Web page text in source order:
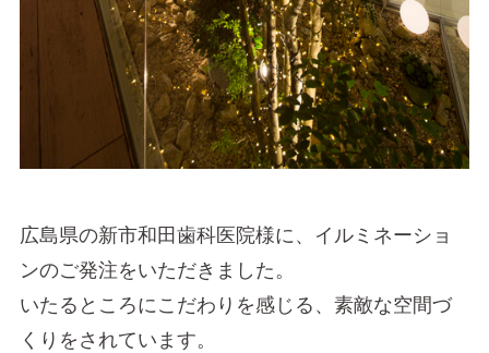
広島県の新市和田歯科医院様に、イルミネーショ
ンのご発注をいただきました。
いたるところにこだわりを感じる、素敵な空間づ
くりをされています。